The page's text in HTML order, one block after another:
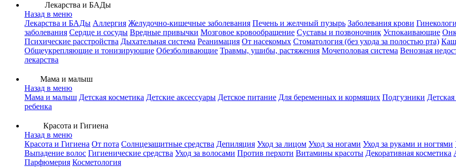
Лекарства и БАДы
Назад в меню
Лекарства и БАДы Аллергия Желудочно-кишечные заболевания Печень и желчный пузырь Заболевания крови
заболевания Сердце и сосуды Вредные привычки Мозговое кровообращение Суставы и позвоночник Успокаивающие
Психические расстройства Дыхательная система Реанимация От насекомых Стоматология (без ухода за полостью рта)
Общеукрепляющие и тонизирующие Обезболивающие Травмы, ушибы, растяжения Мочеполовая система Венозная
лекарства
Мама и малыш
Назад в меню
Мама и малыш Детская косметика Детские аксессуары Детское питание Для беременных и кормящих Подгузники
ребенка
Красота и Гигиена
Назад в меню
Красота и Гигиена От пота Солнцезащитные средства Депиляция Уход за лицом Уход за ногами Уход за руками и ногтями
Выпадение волос Гигиенические средства Уход за волосами Против перхоти Витамины красоты Декоративная косметика
Парфюмерия Косметология